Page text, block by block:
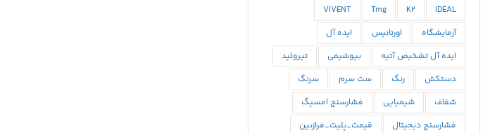
IDEAL
K2
Tmg
VIVENT
آزمایشگاه
اورتانیس
ایده آل
ایده آل تشخیص آتیه
بیوشیمی
تیروئید
دستکش
رنگ ست سرم
سرنگ
شفاف
شیمیایی
فشارسنج امسیگ
فشارسنج دیجیتال
قیمت_پلیت_فرازبین